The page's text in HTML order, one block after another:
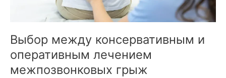
Выбор между консервативным и
оперативным лечением
межпозвонковых грыж